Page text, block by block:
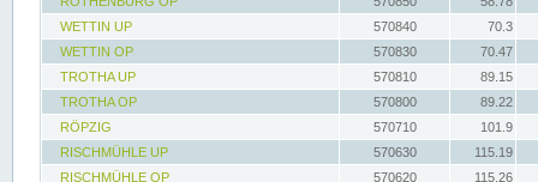
WETTIN UP
570840
70.3
WETTIN OP
570830
70.47
TROTHA UP
570810
89.15
TROTHA OP
570800
89.22
RÖPZIG
570710
101.9
RISCHMÜHLE UP
570630
115.19
RISCHMÜHLE OP
570620 115.26